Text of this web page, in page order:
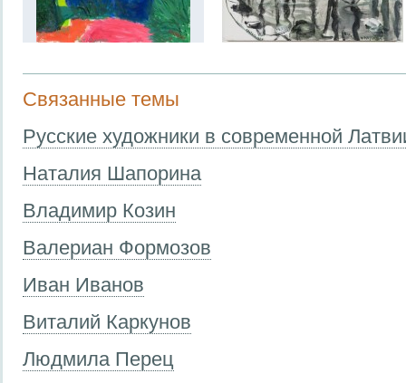
Связанные темы
Русские художники в современной
Наталия Шапорина
Владимир Козин
Валериан Формозов
Иван Иванов
Виталий Каркунов
Людмила Перец